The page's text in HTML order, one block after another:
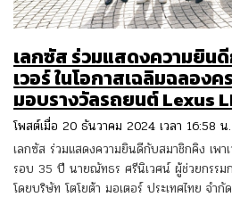
เลกซัส ร่วมแสดงความยิน
เวอร์ ในโอกาสเฉลิมฉลอง
มอบรางวัลรถยนต์ Lexus
โพสต์เมื่อ 20 ธันวาคม 2024 เวลา 16:58 น
เลกซัส ร่วมแสดงความยินดีกับสมาชิกคิง เพา
รอบ 35 ปี นายณัทธร ศรีนิเวศน์ ผู้ช่วยกรรม
โดยบริษัท โตโยต้า มอเตอร์ ประเทศไทย จำ